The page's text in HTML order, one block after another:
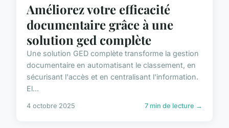
Améliorez votre efficacité
documentaire grâce à une
solution ged complète
Une solution GED complète transforme la gestion
documentaire en automatisant le classement, en
sécurisant l'accès et en centralisant l'information.
El...
4 octobre 2025 7 min de lecture →